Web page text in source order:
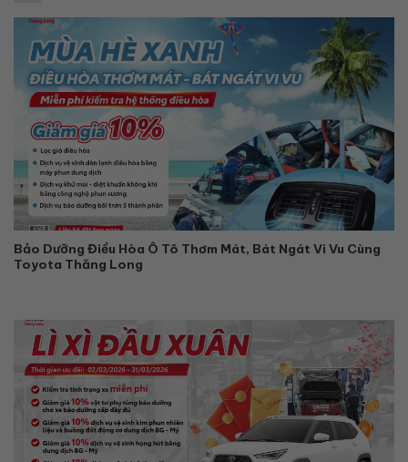
Bảo Dưỡng Điều Hòa Ô Tô Thơm Mát, Bát Ngát Vi Vu Cùng
Toyota Thăng Long